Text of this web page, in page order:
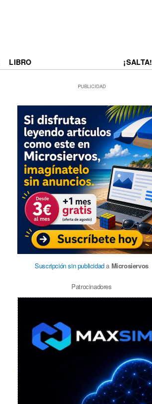
LIBRO ¡SALTA!
PUBLICIDAD
Suscripción sin publicidada Microsiervos
Patrocinadores